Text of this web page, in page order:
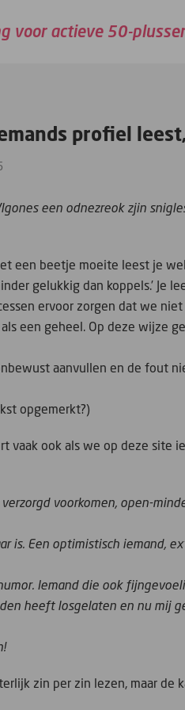
voor actieve 50-
profiel
een odnezreok zjin
een beetje moeite leest je
gelukkig dan koppels.’ Je
ervoor zorgen dat we
een geheel. Op deze wijze
aanvullen en de fout
opgemerkt?)
vaak ook als we op deze site
verzorgd voorkomen, open-
is. Een optimistisch iemand,
Iemand die ook
heeft losgelaten en nu mij
zin per zin lezen, maar